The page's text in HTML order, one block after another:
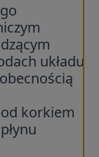
układu
korkiem